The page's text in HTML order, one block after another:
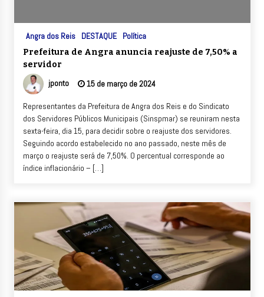
Angra dos Reis DESTAQUE Política
Prefeitura de Angra anuncia reajuste de 7,50% a
servidor
jponto 15 de março de 2024
Representantes da Prefeitura de Angra dos Reis e do Sindicato
dos Servidores Públicos Municipais (Sinspmar) se reuniram nesta
sexta-feira, dia 15, para decidir sobre o reajuste dos servidores.
Seguindo acordo estabelecido no ano passado, neste mês de
março o reajuste será de 7,50%. O percentual corresponde ao
índice inflacionário – […]